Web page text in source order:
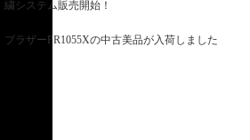
繍システム販売開始！
ブラザーPR1055Xの中古美品が入荷しました